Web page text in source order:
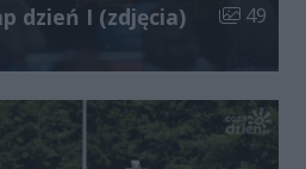
dzień I (zdjęcia) Liczba
49